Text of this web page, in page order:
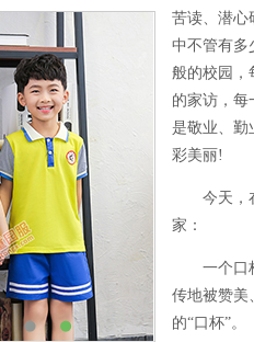
苦读、潜心
中不管有多
般的校园，
的家访，每
是敬业、勤
彩美丽!
今天，
家：
一个口
传地被赞美
的“口杯”。